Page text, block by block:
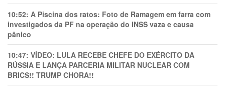
10:52: A Piscina dos ratos: Foto de Ramagem em farra com
investigados da PF na operação do INSS vaza e causa
pânico
10:47: VÍDEO: LULA RECEBE CHEFE DO EXÉRCITO DA
RÚSSIA E LANÇA PARCERIA MILITAR NUCLEAR COM
BRICS!! TRUMP CHORA!!